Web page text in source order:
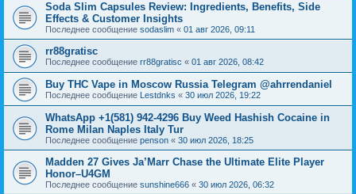
Soda Slim Capsules Review: Ingredients, Benefits, Side
Effects & Customer Insights
Последнее сообщение sodaslim « 01 авг 2026, 09:11
rr88gratisc
Последнее сообщение rr88gratisc « 01 авг 2026, 08:42
Buy THC Vape in Moscow Russia Telegram @ahrrendaniel
Последнее сообщение Lestdnks « 30 июл 2026, 19:22
WhatsApp +1(581) 942-4296 Buy Weed Hashish Cocaine in
Rome Milan Naples Italy Tur
Последнее сообщение penson « 30 июл 2026, 18:25
Madden 27 Gives Ja’Marr Chase the Ultimate Elite Player
Honor–U4GM
Последнее сообщение sunshine666 « 30 июл 2026, 06:32